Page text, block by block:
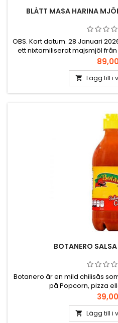
BLÅTT MASA HARINA
OBS. Kort datum. 28 Januari
ett nixtamiliserat majsmjöl
majs och som går attPris
 Lägg till i
BOTANERO
Botanero är en mild chilisås
på Popcorn, pizza
Pris
 Lägg till i